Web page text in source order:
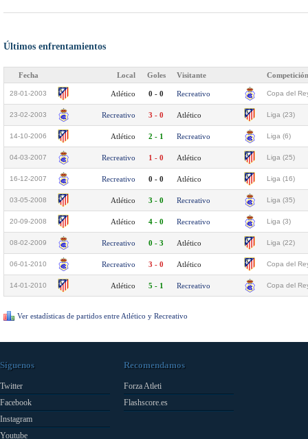
Últimos enfrentamientos
Fecha Local Goles Visitante Competición
28-01-2003 Atlético 0 - 0 Recreativo Copa del
23-02-2003 Recreativo 3 - 0 Atlético Liga (23)
14-10-2006 Atlético 2 - 1 Recreativo Liga (6)
04-03-2007 Recreativo 1 - 0 Atlético Liga (25)
16-12-2007 Recreativo 0 - 0 Atlético Liga (16)
03-05-2008 Atlético 3 - 0 Recreativo Liga (35)
20-09-2008 Atlético 4 - 0 Recreativo Liga (3)
08-02-2009 Recreativo 0 - 3 Atlético Liga (22)
06-01-2010 Recreativo 3 - 0 Atlético Copa del
14-01-2010 Atlético 5 - 1 Recreativo Copa del
Ver estadísticas de partidos entre Atlético y Recreativo
Síguenos
Twitter
Facebook
Instagram
Youtube
Recomendamos
Forza Atleti
Flashscore.es